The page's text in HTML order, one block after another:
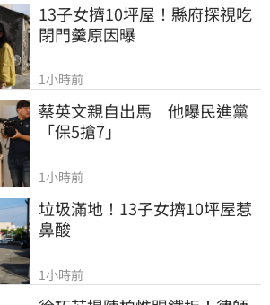
13子女擠10坪屋！縣府探視吃
閉門羹原因曝
1小時前
蔡英文親自出馬　他曝民進黨
「保5搶7」
1小時前
垃圾滿地！13子女擠10坪屋惹
鼻酸
1小時前